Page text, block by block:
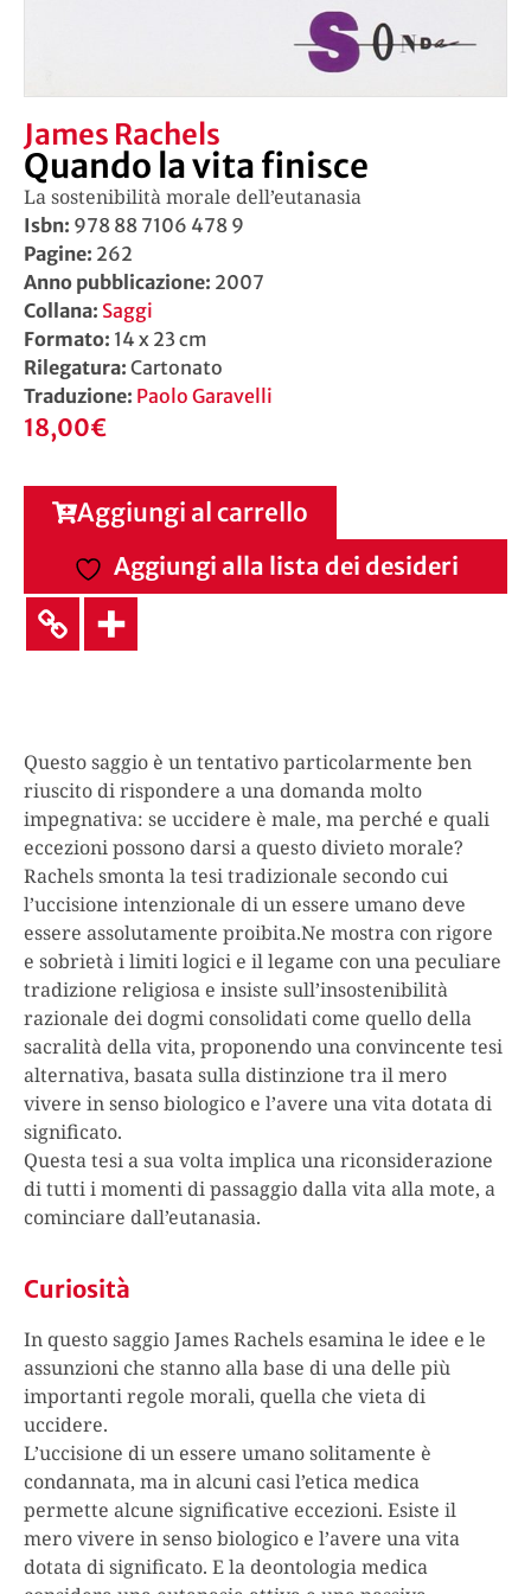
James Rachels
Quando la vita finisce
La sostenibilità morale dell’eutanasia
Isbn: 978 88 7106 478 9
Pagine: 262
Anno pubblicazione: 2007
Collana: Saggi
Formato: 14 x 23 cm
Rilegatura: Cartonato
Traduzione: Paolo Garavelli
18,00€
Aggiungi al carrello
Aggiungi alla lista dei desideri
Questo saggio è un tentativo particolarmente ben
riuscito di rispondere a una domanda molto
impegnativa: se uccidere è male, ma perché e quali
eccezioni possono darsi a questo divieto morale?
Rachels smonta la tesi tradizionale secondo cui
l’uccisione intenzionale di un essere umano deve
essere assolutamente proibita.Ne mostra con rigore
e sobrietà i limiti logici e il legame con una peculiare
tradizione religiosa e insiste sull’insostenibilità
razionale dei dogmi consolidati come quello della
sacralità della vita, proponendo una convincente tesi
alternativa, basata sulla distinzione tra il mero
vivere in senso biologico e l’avere una vita dotata di
significato.
Questa tesi a sua volta implica una riconsiderazione
di tutti i momenti di passaggio dalla vita alla mote, a
cominciare dall’eutanasia.
Curiosità
In questo saggio James Rachels esamina le idee e le
assunzioni che stanno alla base di una delle più
importanti regole morali, quella che vieta di
uccidere.
L’uccisione di un essere umano solitamente è
condannata, ma in alcuni casi l’etica medica
permette alcune significative eccezioni. Esiste il
mero vivere in senso biologico e l’avere una vita
dotata di significato. E la deontologia medica